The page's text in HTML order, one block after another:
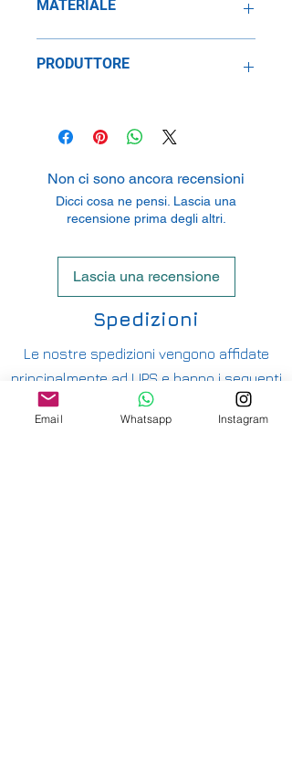
MATERIALE
PRODUTTORE
Oftertingen, Germany
Non ci sono ancora recensioni
Dicci cosa ne pensi. Lascia una
recensione prima degli altri.
Lascia una recensione
Spedizioni
Le nostre spedizioni vengono affidate
principalmente ad UPS e hanno i seguenti
costi:
ITALIA PENISOLA DA 9,90€ - GRATUITA DA
Email Whatsapp Instagram